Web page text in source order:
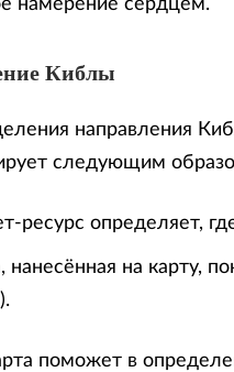
намерение сердцем.
Киблы
направления
следующим
ресурс определяет,
нанесённая на карту,
поможет в